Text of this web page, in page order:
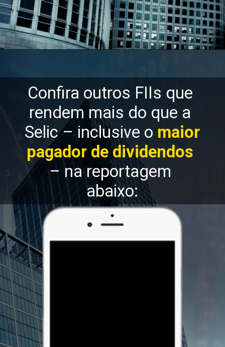
Confira outros FIIs que
rendem mais do que a
Selic – inclusive o maior
pagador de dividendos
– na reportagem
abaixo: